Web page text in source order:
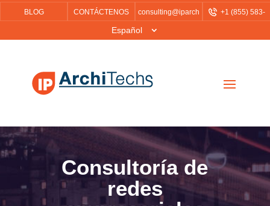
BLOG CONTÁCTENOS
consulting@iparch
itechs.com
+1 (855) 583-
Español
Consultoría de
redes